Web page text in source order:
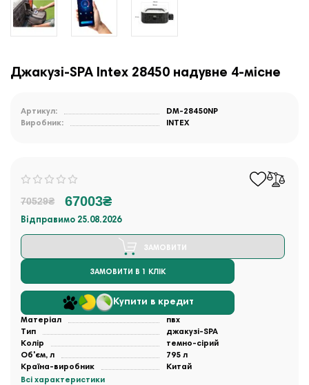
Джакузі-SPA Intex 28450 надувне 4-місне
Артикул:
DM-28450NP
Виробник:
INTEX
70529₴ 67003₴
Відправимо 25.08.2026
ЗАМОВИТИ
ЗАМОВИТИ В 1 КЛІК
Купити в кредит
Матеріал
пвх
Тип
джакузі-SPA
Колір
темно-сірий
Об'єм, л
795 л
Країна-виробник
Китай
Всі характеристики